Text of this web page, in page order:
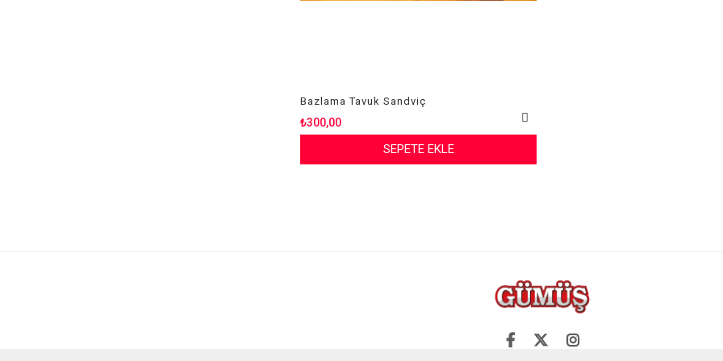
Bazlama Tavuk Sandviç
₺300,00
SEPETE EKLE